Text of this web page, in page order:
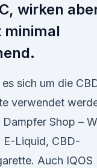
wirken
minimal
sich um die
verwendet
Shop –
E-Liquid, CBD-
Auch IQOS